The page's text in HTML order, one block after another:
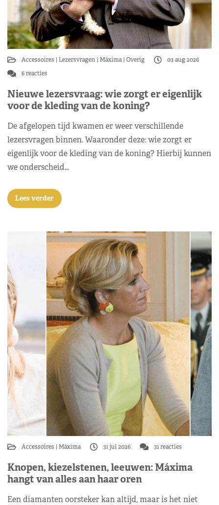
Accessoires Lezersvragen Máxima Overig
03 aug 2026
6 reacties
Nieuwe lezersvraag: wie zorgt er eigenlijk
voor de kleding van de koning?
De afgelopen tijd kwamen er weer verschillende
lezersvragen binnen. Waaronder deze: wie zorgt er
eigenlijk voor de kleding van de koning? Hierbij kunnen
we onderscheid…
Lees verder
Accessoires Máxima 31 jul 2026 31 reacties
Knopen, kiezelstenen, leeuwen: Máxima
hangt van alles aan haar oren
Een diamanten oorsteker kan altijd, maar is het niet